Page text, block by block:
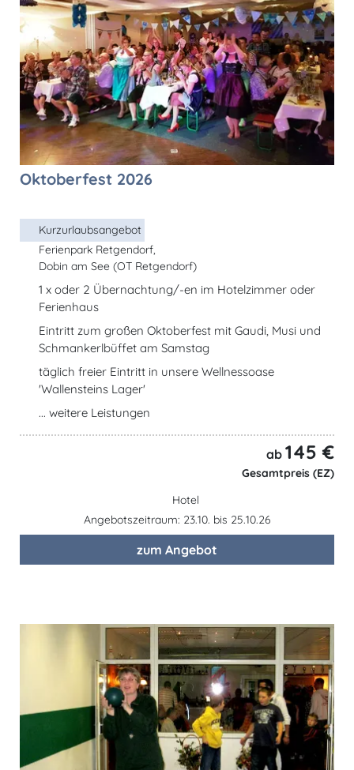
Oktoberfest 2026
Kurzurlaubsangebot
Ferienpark Retgendorf,
Dobin am See (OT Retgendorf)
1 x oder 2 Übernachtung/-en im Hotelzimmer oder
Ferienhaus
Eintritt zum großen Oktoberfest mit Gaudi, Musi und
Schmankerlbüffet am Samstag
täglich freier Eintritt in unsere Wellnessoase
'Wallensteins Lager'
... weitere Leistungen
ab 145 €
Gesamtpreis (EZ)
Hotel
Angebotszeitraum: 23.10. bis 25.10.26
zum Angebot